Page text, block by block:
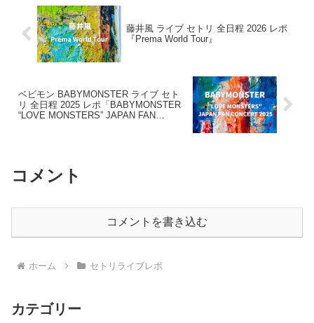
藤井風 ライブ セトリ 全日程 2026 レポ
『Prema World Tour』
ベビモン BABYMONSTER ライブ セト
リ 全日程 2025 レポ「BABYMONSTER
“LOVE MONSTERS” JAPAN FAN
コメント
コメントを書き込む
ホーム セトリライブレポ
カテゴリー